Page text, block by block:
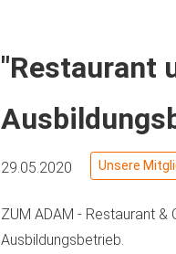
"Restaurant
29.05.2020 Unsere
ZUM ADAM - Restaurant &
Ausbildungsbetrieb.